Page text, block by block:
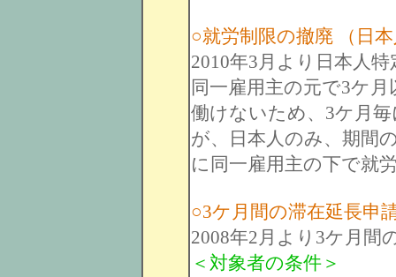
○就労制限の撤廃 （日
2010年3月より日本人
同一雇用主の元で3ケ月
働けないため、3ケ月
が、日本人のみ、期間
に同一雇用主の下で就
○3ケ月間の滞在延長申
2008年2月より3ケ月間
＜対象者の条件＞